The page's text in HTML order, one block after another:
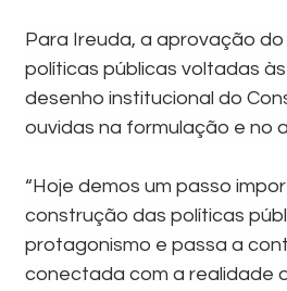
Para Ireuda, a aprovação
políticas públicas voltadas
desenho institucional do
ouvidas na formulação e no
“Hoje demos um passo
construção das políticas
protagonismo e passa a
conectada com a realidade